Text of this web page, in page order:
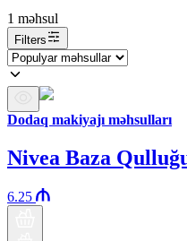
1 məhsul
Filters
Dodaq makiyajı məhsulları
Nivea Baza
6.25